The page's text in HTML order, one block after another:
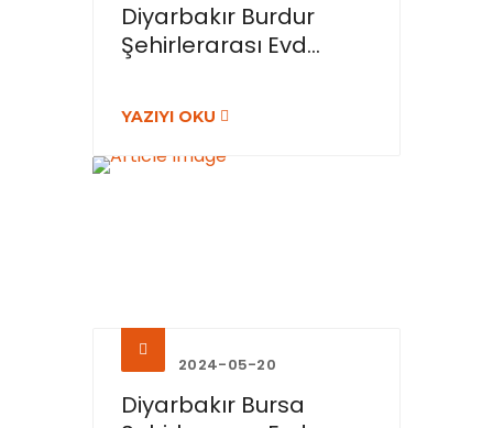
Diyarbakır Burdur
Şehirlerarası Evd...
YAZIYI OKU
2024-05-20
Diyarbakır Bursa